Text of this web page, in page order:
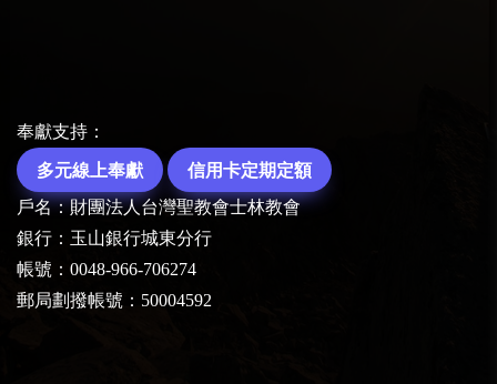
奉獻支持：
多元線上奉獻 信用卡定期定額
戶名：財團法人台灣聖教會士林教會
銀行：玉山銀行城東分行
帳號：0048-966-706274
郵局劃撥帳號：50004592